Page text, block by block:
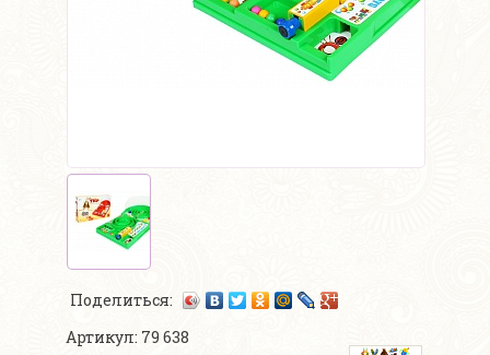
Поделиться:
Артикул: 79 638